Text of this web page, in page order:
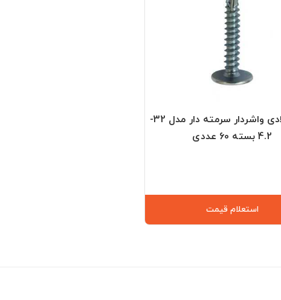
پیچ فولادی واشردار سرمته دار مدل 32-
4.2 بسته 60 عددی
استعلام قیمت